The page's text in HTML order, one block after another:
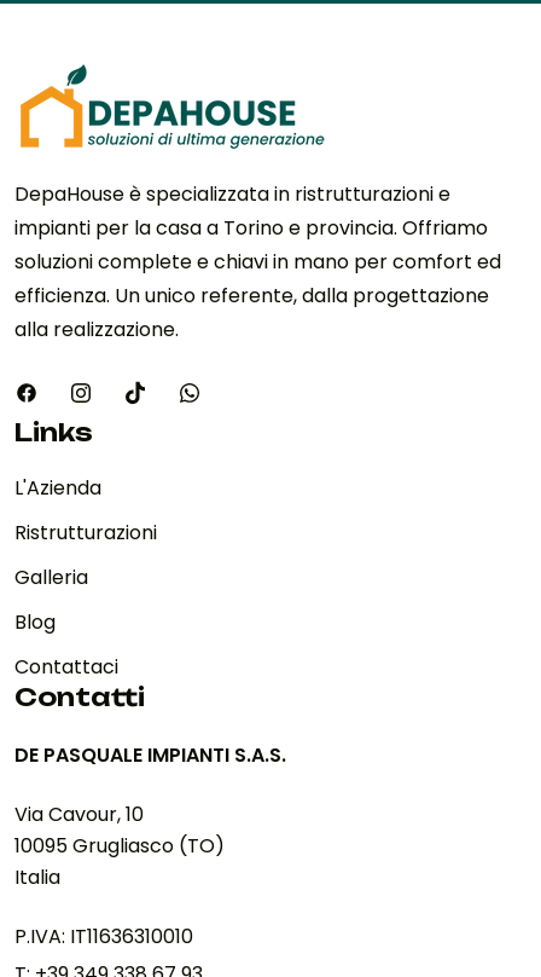
DepaHouse è specializzata in ristrutturazioni e
impianti per la casa a Torino e provincia. Offriamo
soluzioni complete e chiavi in mano per comfort ed
efficienza. Un unico referente, dalla progettazione
alla realizzazione.
Links
L'Azienda
Ristrutturazioni
Galleria
Blog
Contattaci
Contatti
DE PASQUALE IMPIANTI S.A.S.
Via Cavour, 10
10095 Grugliasco (TO)
Italia
P.IVA: IT11636310010